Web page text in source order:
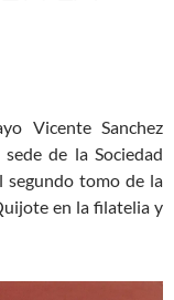
Vicente Sanchez
de la Sociedad
segundo tomo de la
en la filatelia y